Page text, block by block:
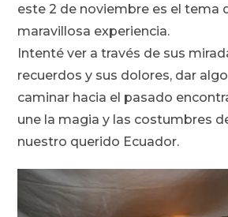
este 2 de noviembre es el tema
maravillosa experiencia.
Intenté ver a través de sus
recuerdos y sus dolores, dar
caminar hacia el pasado
une la magia y las costumbres
nuestro querido Ecuador.